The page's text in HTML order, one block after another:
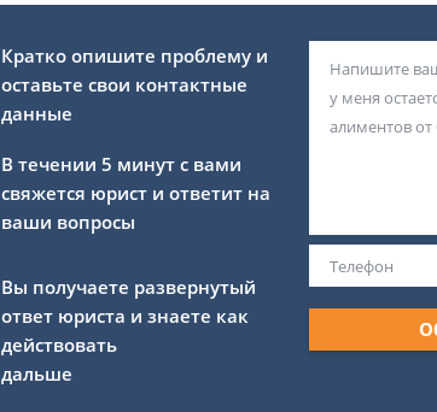
Кратко опишите проблему и
оставьте свои контактные
данные
В течении 5 минут с вами
свяжется юрист и ответит на
ваши вопросы
Вы получаете развернутый
ответ юриста и знаете как
действовать
дальше